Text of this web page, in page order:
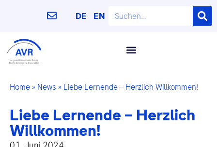
DE EN
Home» News » Liebe Lernende – Herzlich Willkommen!
Liebe Lernende – Herzlich
Willkommen!